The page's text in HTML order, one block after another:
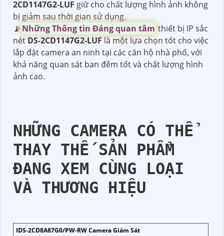
2CD1147G2-LUF giữ cho chất lượng hình ảnh không
bị giảm sau thời gian sử dụng.
📡 Những Thông tin Đáng quan tâm thiết bị IP sắc
nétDS-2CD1147G2-LUFlà một lựa chọn tốt cho việc
lắp đặt camera an ninh tại các căn hộ nhà phố, với
khả năng quan sát ban đêm tốt và chất lượng hình
ảnh cao.
NHỮNG CAMERA CÓ THỂ
THAY THẾ SẢN PHẨM
ĐANG XEM CÙNG LOẠI
VÀ THƯƠNG HIỆU
IDS-2CD8A87G0/PW-RW Camera Giám Sát